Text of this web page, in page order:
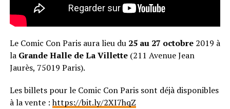
Le Comic Con Paris aura lieu du 25 au 27 octobre 2019 à
la Grande Halle de La Villette(211 Avenue Jean
Jaurès, 75019 Paris).
Les billets pour le Comic Con Paris sont déjà disponibles
à la vente :https://bit.ly/2XI7hqZ